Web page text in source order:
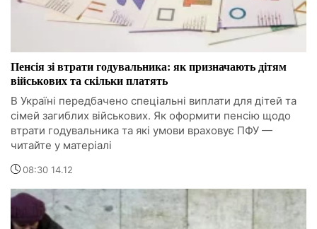
Пенсія зі втрати годувальника: як призначають дітям
військових та скільки платять
В Україні передбачено спеціальні виплати для дітей та
сімей загиблих військових. Як оформити пенсію щодо
втрати годувальника та які умови враховує ПФУ —
читайте у матеріалі
08:30 14.12